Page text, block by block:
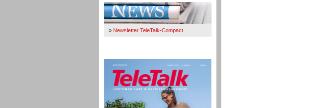
» Newsletter TeleTalk-Compact